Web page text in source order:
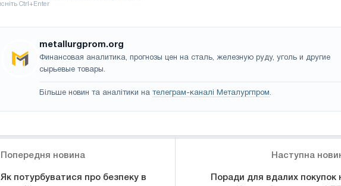
metallurgprom.org
Финансовая аналитика, прогнозы цен на сталь, железную руду, уголь и другие
сырьевые товары.
Більше новин та аналітики на телеграм-каналі Металургпром.
Попередня новина
Як потурбуватися про безпеку в
Наступна
Поради для вдалих покупок